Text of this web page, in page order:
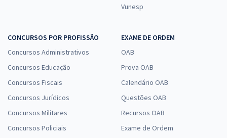
Vunesp
CONCURSOS POR PROFISSÃO
Concursos Administrativos
Concursos Educação
Concursos Fiscais
Concursos Jurídicos
Concursos Militares
Concursos Policiais
EXAME DE ORDEM
OAB
Prova OAB
Calendário OAB
Questões OAB
Recursos OAB
Exame de Ordem